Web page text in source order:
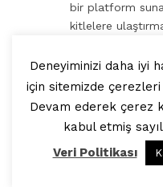
bir platform
kitlelere
misyonuna
ekibinden,
Deneyiminizi daha iyi
için sitemizde çerezleri
Devam ederek çerez
kabul etmiş
Veri Politikası